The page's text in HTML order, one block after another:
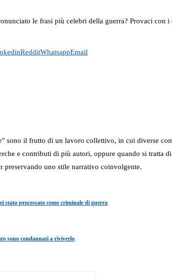
le frasi più celebri della guerra? Provaci con i
RedditWhatsappEmail
sono il frutto di un lavoro collettivo, in cui diverse
e contributi di più autori, oppure quando si tratta
preservando uno stile narrativo coinvolgente.
stato processato come criminale di guerra
sono condannati a riviverlo